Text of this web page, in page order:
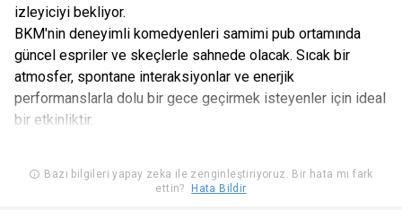
izleyiciyi bekliyor.
BKM'nin deneyimli komedyenleri samimi pub ortamında
güncel espriler ve skeçlerle sahnede olacak. Sıcak bir
atmosfer, spontane interaksiyonlar ve enerjik
performanslarla dolu bir gece geçirmek isteyenler için ideal
bir etkinliktir.
Bazı bilgileri yapay zeka ile zenginleştiriyoruz. Bir hata mı fark
ettin?
Hata Bildir